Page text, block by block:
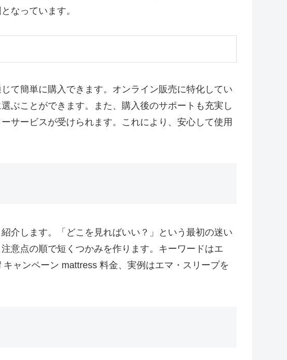
なっています。
て簡単に購入できます。オンライン販売に特化してい
ぶことができます。また、購入後のサポートも充実し
サービスが受けられます。これにより、安心して使用
介します。「どこを見ればいい？」という最初の迷い
意点の順で短くつかみを作ります。キーワードはエ
ャンペーン mattress 料金、実例はエマ・スリープを